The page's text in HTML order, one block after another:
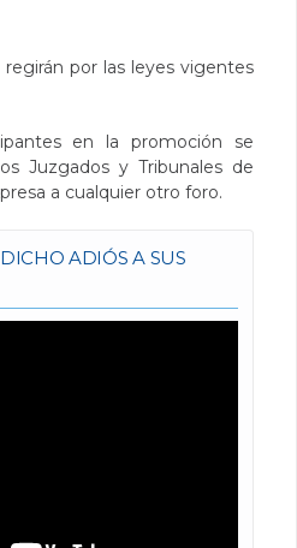
regirán por las leyes vigentes
en la promoción se
Juzgados y Tribunales de
a cualquier otro foro.
ADIÓS A SUS